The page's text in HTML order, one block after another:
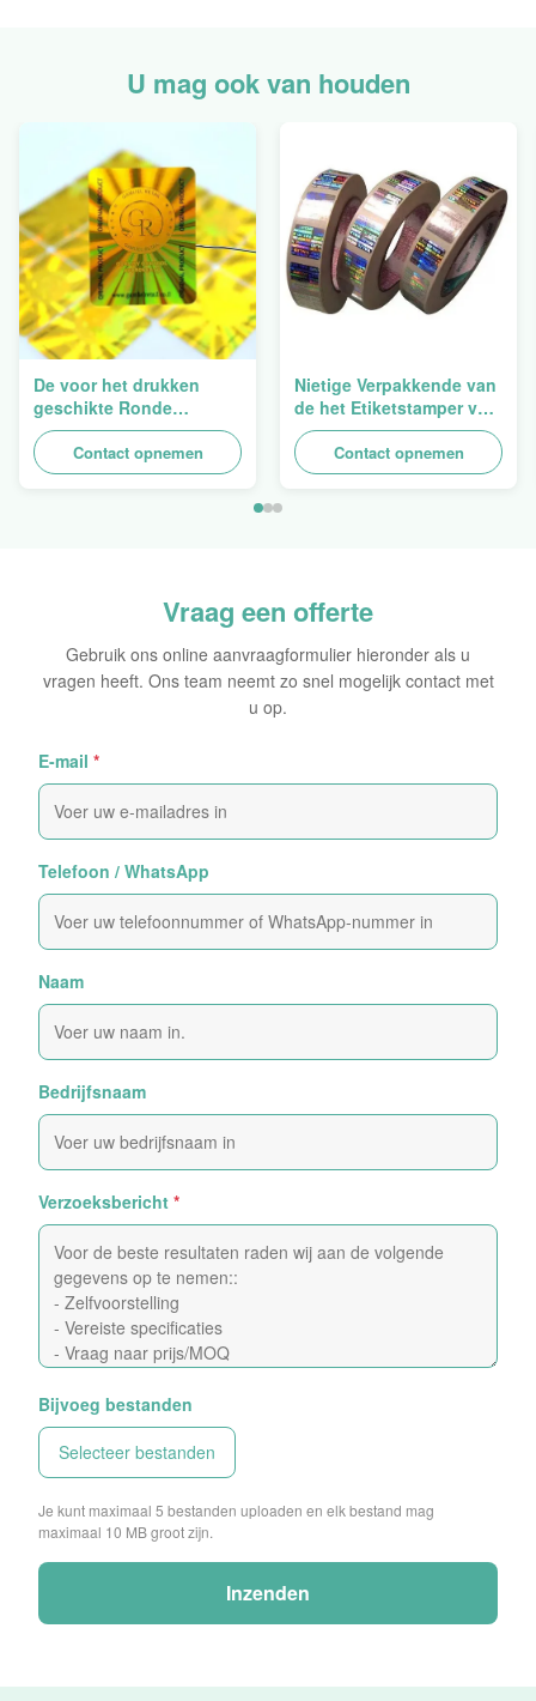
U mag ook van houden
De voor het drukken
geschikte Ronde
Verpakkende
Holografische
Zelfklevende Bladen van
Contact opnemen
Nietige Verpakkende van
de het Etiketstamper van
de Hologramveiligheid
Duidelijke het
Hologramsticker Logo
Contact opnemen
Vraag een offerte
Gebruik ons online aanvraagformulier hieronder als u
vragen heeft. Ons team neemt zo snel mogelijk contact met
u op.
E-mail *
Telefoon / WhatsApp
Naam
Bedrijfsnaam
Verzoeksbericht *
Bijvoeg bestanden
Selecteer bestanden
Je kunt maximaal 5 bestanden uploaden en elk bestand mag
maximaal 10 MB groot zijn.
Inzenden